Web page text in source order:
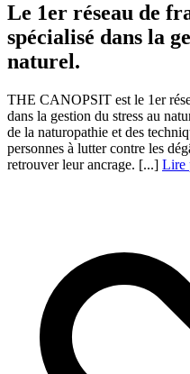
Le 1er réseau de
spécialisé dans la
naturel.
THE CANOPSIT est le 1er
dans la gestion du stress au
de la naturopathie et des
personnes à lutter contre les
retrouver leur ancrage. [...] Lire